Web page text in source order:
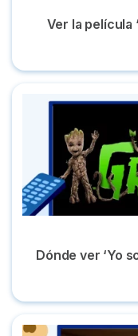
Ver la película
Dónde ver ‘Yo soy
Dónde ver ‘Yo
Dónde ver la película